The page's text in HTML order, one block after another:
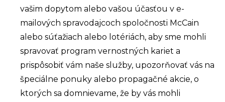
vašim dopytom alebo vašou účasťou v e-
mailových spravodajcoch spoločnosti McCain
alebo súťažiach alebo lotériách, aby sme mohli
spravovať program vernostných kariet a
prispôsobiť vám naše služby, upozorňovať vás na
špeciálne ponuky alebo propagačné akcie, o
ktorých sa domnievame, že by vás mohli